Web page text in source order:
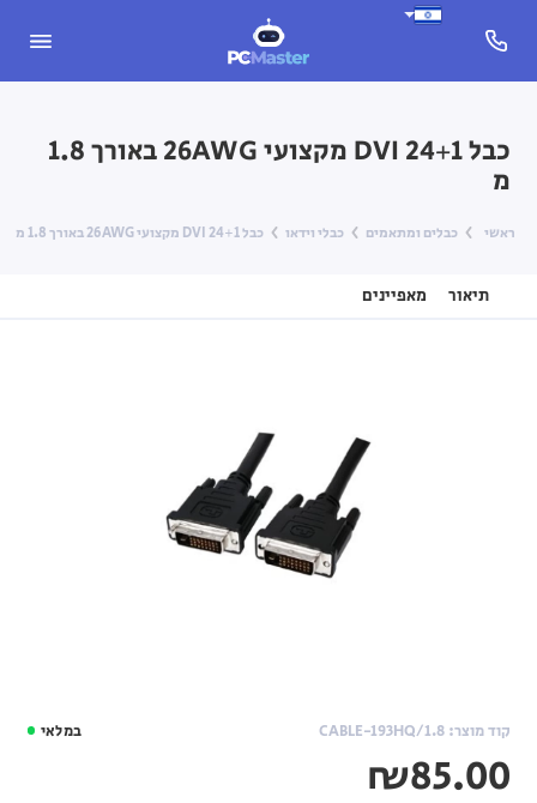
כבל 24+1 DVI מקצועי 26AWG באורך 1.8
מ
ראשי כבלים ומתאמים כבלי וידאו כבל 24+1 DVI מקצועי 26AWG באורך 1.8 מ
תיאור מאפיינים
במלאי קוד מוצר: CABLE-193HQ/1.8
₪85.00